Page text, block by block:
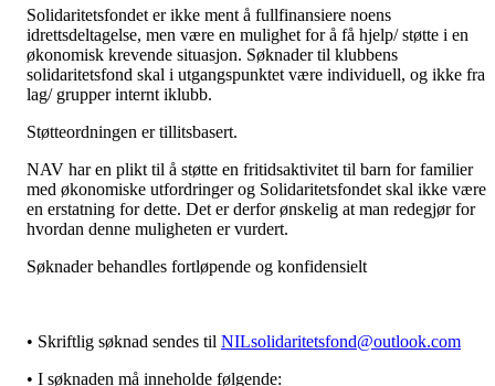
Solidaritetsfondet er ikke ment å fullfinansiere noens
idrettsdeltagelse, men være en mulighet for å få hjelp/ støtte i en
økonomisk krevende situasjon. Søknader til klubbens
solidaritetsfond skal i utgangspunktet være individuell, og ikke fra
lag/ grupper internt iklubb.
Støtteordningen er tillitsbasert.
NAV har en plikt til å støtte en fritidsaktivitet til barn for familier
med økonomiske utfordringer og Solidaritetsfondet skal ikke være
en erstatning for dette. Det er derfor ønskelig at man redegjør for
hvordan denne muligheten er vurdert.
Søknader behandles fortløpende og konfidensielt
• Skriftlig søknad sendes til NILsolidaritetsfond@outlook.com
• I søknaden må inneholde følgende: